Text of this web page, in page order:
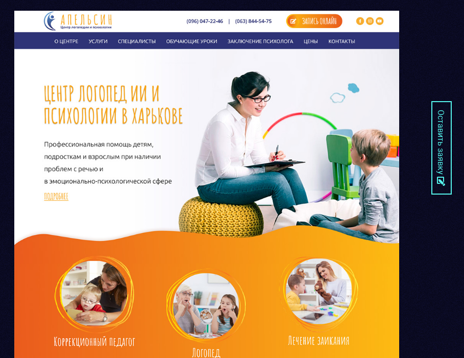
Оставить заявку